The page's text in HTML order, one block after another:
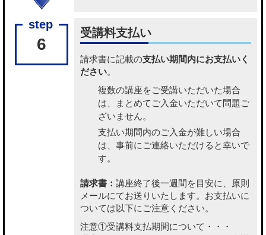
6
受講料支払い
請求書に記載の支払い期間内にお支払いく
ださい。
複数の講座をご受講いただいた場合
は、まとめてご入金いただいて問題ご
ざいません。
支払い期間内のご入金が難しい場合
は、事前にご連絡いただけると幸いで
す。
請求書： 講座終了後一週間を目安に、原則
メールにてお送りいたします。お支払いに
ついては以下にご注意ください。
注意①受講料支払期間について・・・